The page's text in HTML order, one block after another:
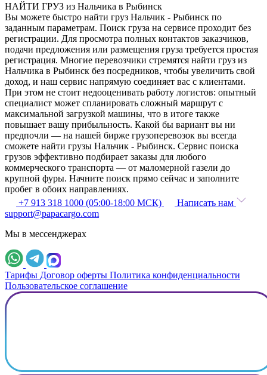
НАЙТИ ГРУЗ из Нальчика в Рыбинск
Вы можете быстро найти груз Нальчик - Рыбинск по
заданным параметрам. Поиск груза на сервисе проходит без
регистрации. Для просмотра полных контактов заказчиков,
подачи предложения или размещения груза требуется простая
регистрация. Многие перевозчики стремятся найти груз из
Нальчика в Рыбинск без посредников, чтобы увеличить свой
доход, и наш сервис напрямую соединяет вас с клиентами.
При этом не стоит недооценивать работу логистов: опытный
специалист может спланировать сложный маршрут с
максимальной загрузкой машины, что в итоге также
повышает вашу прибыльность. Какой бы вариант вы ни
предпочли — на нашей бирже грузоперевозок вы всегда
сможете найти грузы Нальчик - Рыбинск. Сервис поиска
грузов эффективно подбирает заказы для любого
коммерческого транспорта — от маломерной газели до
крупной фуры. Начните поиск прямо сейчас и заполните
пробег в обоих направлениях.
+7 913 318 1000 (05:00-18:00 МСК)
Написать нам
support@papacargo.com
Мы в мессенджерах
Тарифы Договор оферты Политика конфиденциальности
Пользовательское соглашение